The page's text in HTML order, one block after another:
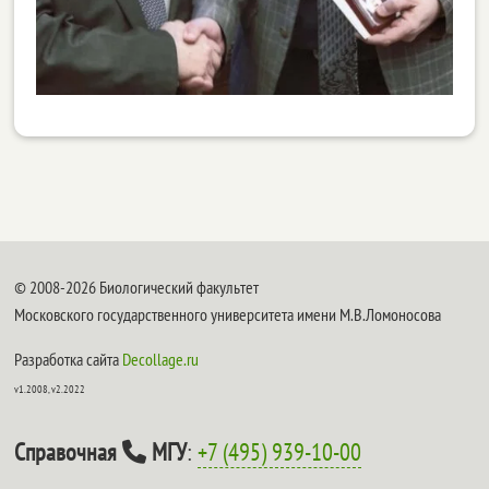
© 2008-2026 Биологический факультет
Московского государственного университета имени М.В.Ломоносова
Разработка сайта Decollage.ru
v1.2008, v2.2022
Справочная МГУ:+7 (495) 939-10-00